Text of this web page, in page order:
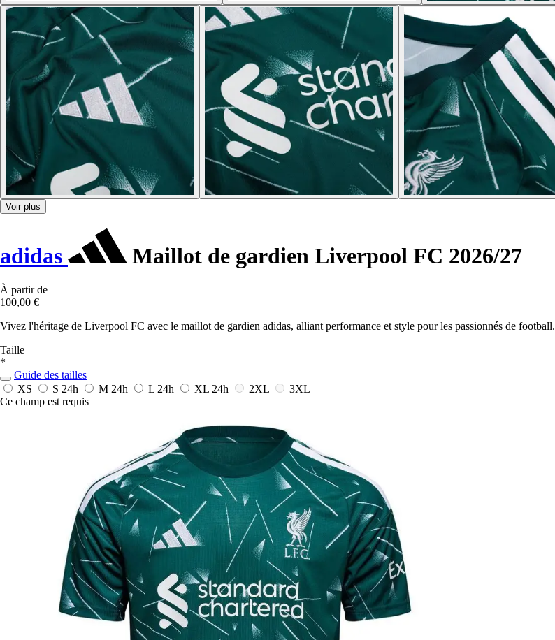
Voir plus
adidas Maillot de gardien Liverpool FC 2026/27
À partir de
100,00 €
Vivez l'héritage de Liverpool FC avec le maillot de gardien adidas, alliant performance et style pour les passionnés de football.
Taille
*
Guide des tailles
XS
S 24h M 24h L 24h XL 24h 2XL
3XL
Ce champ est requis